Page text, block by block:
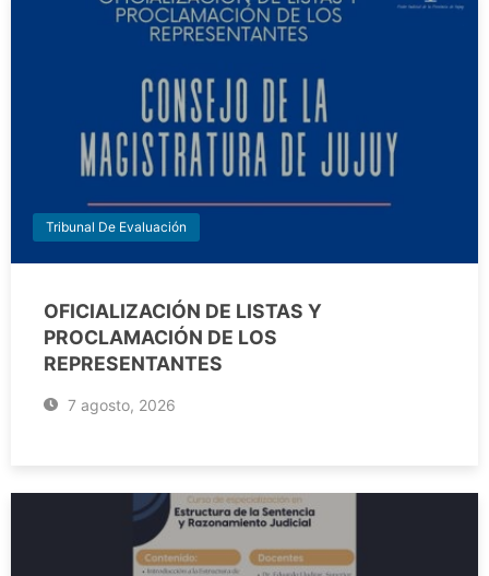
Tribunal De Evaluación
OFICIALIZACIÓN DE LISTAS Y
PROCLAMACIÓN DE LOS
REPRESENTANTES
7 agosto, 2026